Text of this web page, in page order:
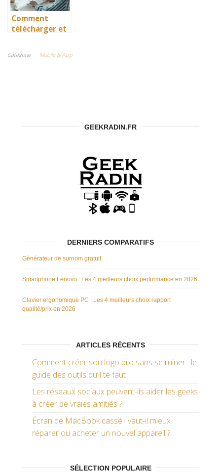
Comment
télécharger et
facilement
Catégorie Mobile & App
GEEKRADIN.FR
DERNIERS COMPARATIFS
Générateur de surnom gratuit
Smartphone Lenovo : Les 4 meilleurs choix performance en 2026
Clavier ergonomique PC : Les 4 meilleurs choix rapport
qualité/prix en 2026
ARTICLES RÉCENTS
Comment créer son logo pro sans se ruiner : le
guide des outils qu’il te faut
Les réseaux sociaux peuvent-ils aider les geeks
à créer de vraies amitiés ?
Écran de MacBook cassé : vaut-il mieux
réparer ou acheter un nouvel appareil ?
SÉLECTION POPULAIRE